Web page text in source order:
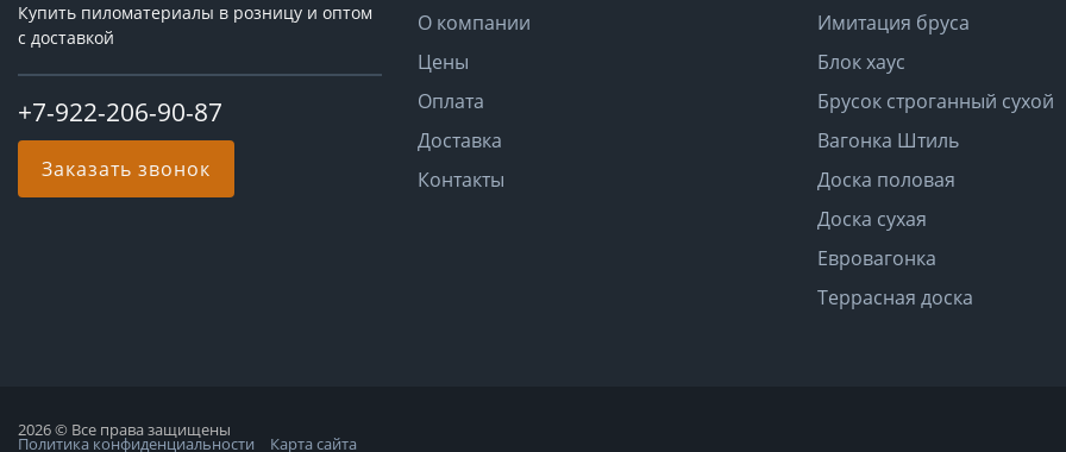
Купить пиломатериалы в розницу и оптом
с доставкой
+7-922-206-90-87
Заказать звонок
О компании
Цены
Оплата
Доставка
Контакты
Имитация бруса
Блок хаус
Брусок строганный сухой
Вагонка Штиль
Доска половая
Доска сухая
Евровагонка
Террасная доска
2026 © Все права защищены
Политика конфиденциальности Карта сайта